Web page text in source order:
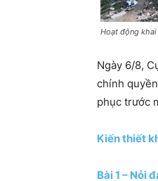
Hoạt động khai
Ngày 6/8,
chính
phục trước
Kiến thiết
Bài 1 – Nỗi